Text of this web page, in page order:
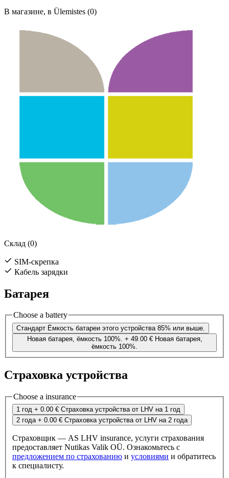
В магазине, в Ülemistes (0)
Склад (0)
SIM-скрепка
Кабель зарядки
Батарея
Choose a battery
Стандарт Ёмкость батареи этого устройства 85% или выше.
Новая батарея, ёмкость 100%. + 49.00 € Новая батарея,
ёмкость 100%.
Страховка устройства
Choose a insurance
1 год + 0.00 € Страховка устройства от LHV на 1 год
2 года + 0.00 € Страховка устройства от LHV на 2 года
Страховщик — AS LHV insurance, услуги страхования
предоставляет Nutikas Valik OÜ. Ознакомьтесь с
предложением по страхованию и условиями и обратитесь
к специалисту.